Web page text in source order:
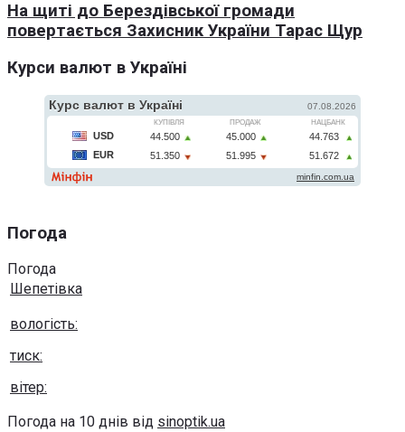
На щиті до Берездівської громади
повертається Захисник України Тарас Щур
Курси валют в Україні
Погода
Погода
Шепетівка
вологість:
тиск:
вітер:
Погода на 10 днів від sinoptik.ua